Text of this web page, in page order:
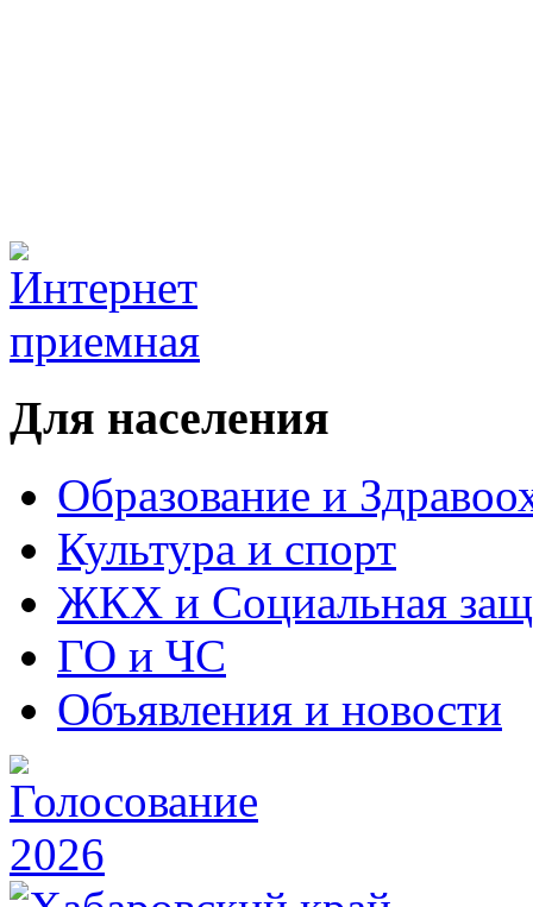
Для населения
Образование и
Культура и спорт
ЖКХ и Социальная
ГО и ЧС
Объявления и новости